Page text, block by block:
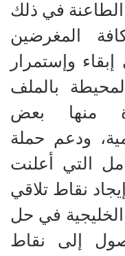
الطاعنة في ذلك
المغرضين
وإستمرار
بالملف
منها بعض
ودعم حملة
التي أعلنت
نقاط تلاقي
في حل
إلى نقاط